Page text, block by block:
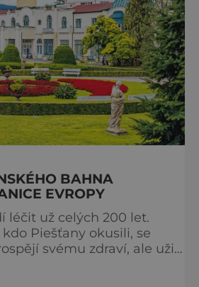
BAHNA
EVROPY
léčit už celých 200 let.
Piešťany okusili, se
svému zdraví, ale užijí
Piešťany bývají první